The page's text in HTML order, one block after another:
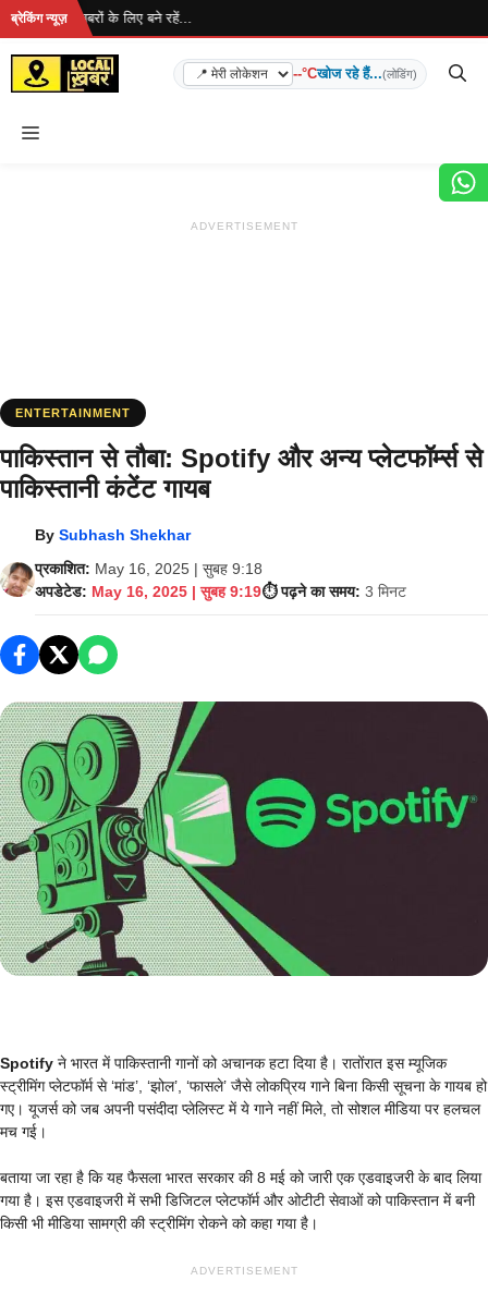
Skip
content
ब्रेकिंग न्यूज़
है... ताज़ा खबरों के लिए बने रहें...
--°Cखोज रहे हैं...(लोडिंग)
Menu
ADVERTISEMENT
ENTERTAINMENT
पाकिस्तान से तौबा: Spotify और अन्य प्लेटफॉर्म्स से
पाकिस्तानी कंटेंट गायब
By Subhash Shekhar
प्रकाशित: May 16, 2025 | सुबह 9:18
अपडेटेड: May 16, 2025 | सुबह 9:19⏱️ पढ़ने का समय: 3 मिनट
Spotify ने भारत में पाकिस्तानी गानों को अचानक हटा दिया है। रातोंरात इस म्यूजिक
स्ट्रीमिंग प्लेटफॉर्म से ‘मांड’, ‘झोल’, ‘फासले’ जैसे लोकप्रिय गाने बिना किसी सूचना के गायब हो
गए। यूजर्स को जब अपनी पसंदीदा प्लेलिस्ट में ये गाने नहीं मिले, तो सोशल मीडिया पर हलचल
मच गई।
बताया जा रहा है कि यह फैसला भारत सरकार की 8 मई को जारी एक एडवाइजरी के बाद लिया
गया है। इस एडवाइजरी में सभी डिजिटल प्लेटफॉर्म और ओटीटी सेवाओं को पाकिस्तान में बनी
किसी भी मीडिया सामग्री की स्ट्रीमिंग रोकने को कहा गया है।
ADVERTISEMENT